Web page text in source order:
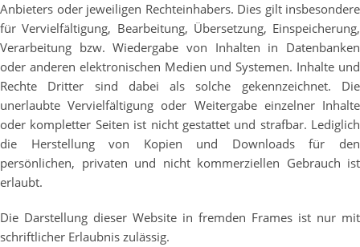
Anbieters oder jeweiligen Rechteinhabers. Dies gilt insbesondere
für Vervielfältigung, Bearbeitung, Übersetzung, Einspeicherung,
Verarbeitung bzw. Wiedergabe von Inhalten in Datenbanken
oder anderen elektronischen Medien und Systemen. Inhalte und
Rechte Dritter sind dabei als solche gekennzeichnet. Die
unerlaubte Vervielfältigung oder Weitergabe einzelner Inhalte
oder kompletter Seiten ist nicht gestattet und strafbar. Lediglich
die Herstellung von Kopien und Downloads für den
persönlichen, privaten und nicht kommerziellen Gebrauch ist
erlaubt.
Die Darstellung dieser Website in fremden Frames ist nur mit
schriftlicher Erlaubnis zulässig.